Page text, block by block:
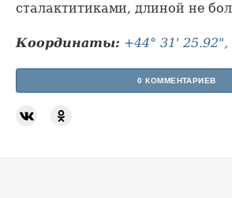
сталактитиками, длиной не
Координаты: +44° 31'
0 КОММЕНТАРИЕВ